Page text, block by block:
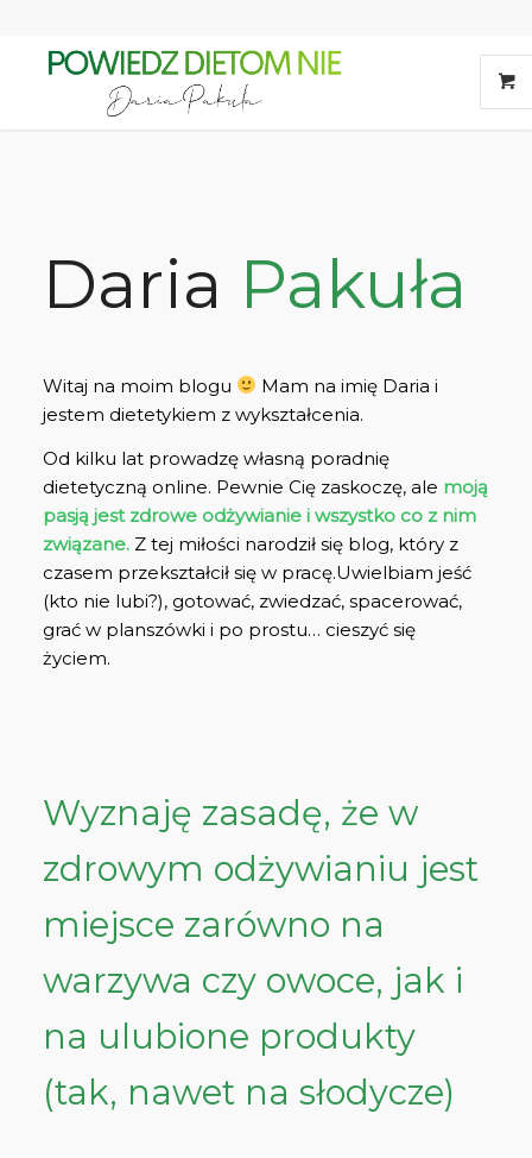
Daria Pakuła
Witaj na moim blogu
Mam na imię Daria i
jestem dietetykiem z wykształcenia.
Od kilku lat prowadzę własną poradnię
dietetyczną online. Pewnie Cię zaskoczę, ale moją
pasją jest zdrowe odżywianie i wszystko co z nim
związane. Z tej miłości narodził się blog, który z
czasem przekształcił się w pracę.Uwielbiam jeść
(kto nie lubi?), gotować, zwiedzać, spacerować,
grać w planszówki i po prostu… cieszyć się
życiem.
Wyznaję zasadę, że w
zdrowym odżywianiu jest
miejsce zarówno na
warzywa czy owoce, jak i
na ulubione produkty
(tak, nawet na słodycze)